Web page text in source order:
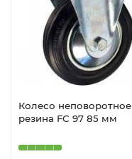
Колесо неповоротное
резина FC 97 85 мм